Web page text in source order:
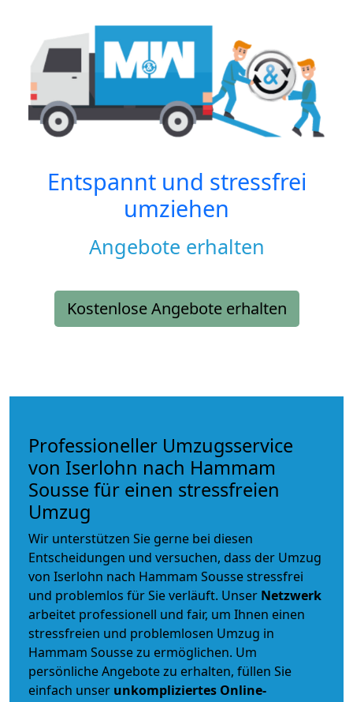
Entspannt und stressfrei
umziehen
Angebote erhalten
Kostenlose Angebote erhalten
Professioneller Umzugsservice
von Iserlohn nach Hammam
Sousse für einen stressfreien
Umzug
Wir unterstützen Sie gerne bei diesen
Entscheidungen und versuchen, dass der Umzug
von Iserlohn nach Hammam Sousse stressfrei
und problemlos für Sie verläuft. Unser Netzwerk
arbeitet professionell und fair, um Ihnen einen
stressfreien und problemlosen Umzug in
Hammam Sousse zu ermöglichen. Um
persönliche Angebote zu erhalten, füllen Sie
einfach unser unkompliziertes Online-